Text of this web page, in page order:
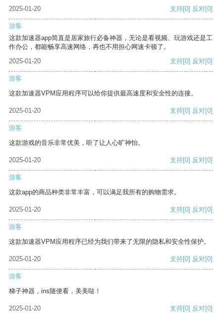
2025-01-20 支持[0] 反对[0]
游客
这款加速器app简直是居家旅行必备神器，无论是看视频、玩游戏还是工
作办公，都能畅享高速网络，再也不用担心网速卡顿了。
2025-01-20
支持[0] 反对[0]
游客
这款加速器VPM应用程序可以给你提供最高速度和安全性的连接。
2025-01-20 支持[0] 反对[0]
游客
这款游戏的音乐非常优美，听了让人心旷神怡。
2025-01-20 支持[0] 反对[0]
游客
这款app的商品种类非常丰富，可以满足我所有的购物需求。
2025-01-20 支持[0] 反对[0]
游客
这款加速器VPM应用程序已经为我们带来了无限的隐私和安全性保护。
2025-01-20 支持[0] 反对[0]
游客
梯子神器，ins随便看，美美哒！
2025-01-20 支持[0] 反对[0]